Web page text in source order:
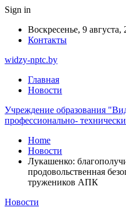
Sign in
Воскресенье, 9 августа,
Контакты
widzy-nptc.by
Главная
Новости
Учреждение образования
профессионально-
Home
Новости
Лукашенко:
продовольственная
тружеников АПК
Новости